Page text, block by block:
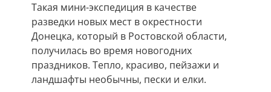
Такая мини-экспедиция в качестве
разведки новых мест в окрестности
Донецка, который в Ростовской области,
получилась во время новогодних
праздников. Тепло, красиво, пейзажи и
ландшафты необычны, пески и елки.